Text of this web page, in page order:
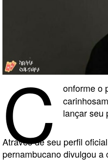
C onforme o
lançar seu
Através de seu perfil
pernambucano divulgou a